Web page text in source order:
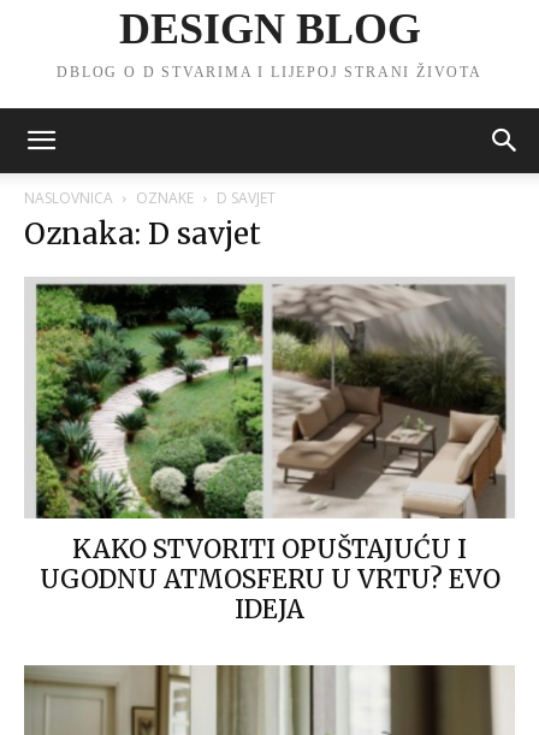
DESIGN BLOG
DBLOG O D STVARIMA I LIJEPOJ STRANI ŽIVOTA
NASLOVNICA OZNAKE D SAVJET
Oznaka: D savjet
KAKO STVORITI OPUŠTAJUĆU I
UGODNU ATMOSFERU U VRTU? EVO
IDEJA